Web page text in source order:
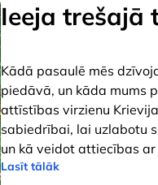
Ieeja trešajā
Kādā pasaulē mēs
piedāvā, un kāda mums
attīstības virzienu
sabiedrībai, lai uzlabotu
un kā veidot attiecības
Lasīt tālāk